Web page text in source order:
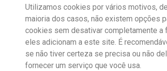
Utilizamos cookies por vários motivos,
maioria dos casos, não existem opções
cookies sem desativar completamente a
eles adicionam a este site. É
se não tiver certeza se precisa ou não
fornecer um serviço que você usa.